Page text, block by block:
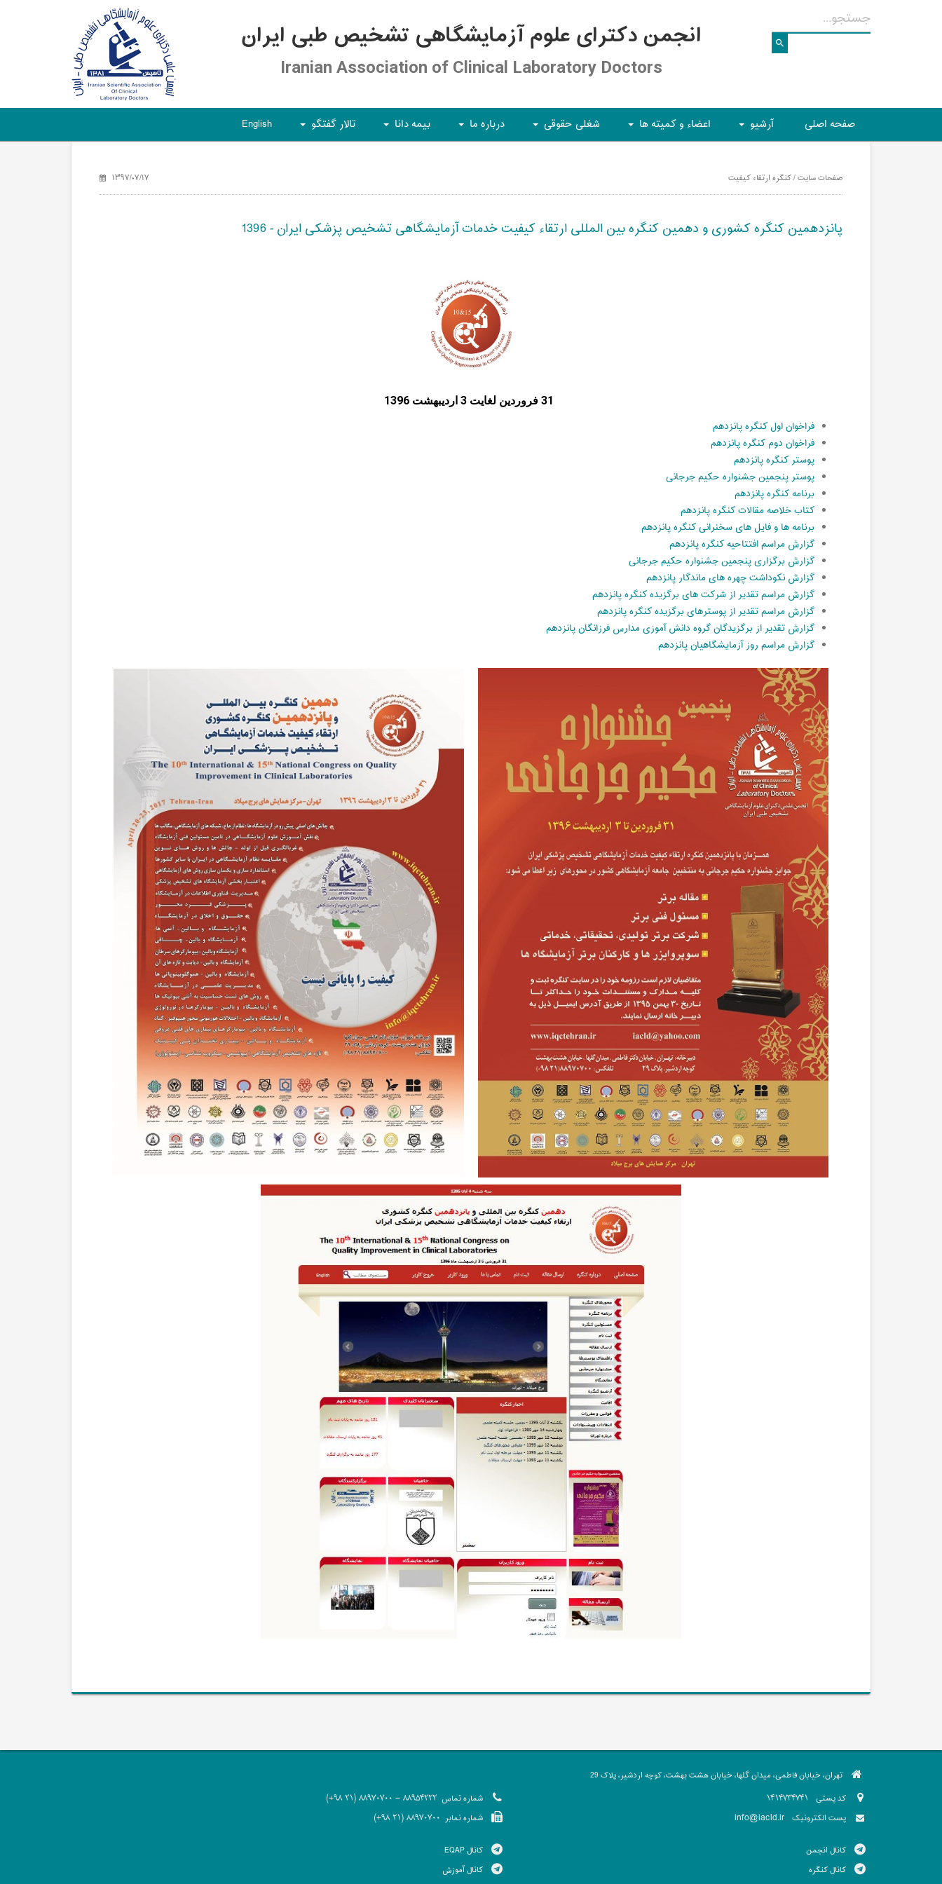
انجمن دکترای علوم آزمایشگاهی تشخیص طبی ایران
Iranian Association of Clinical Laboratory Doctors
صفحه اصلی آرشیو اعضاء و کمیته ها شغلی حقوقی درباره ما بیمه دانا تالار گفتگو English
صفحات سایت / کنگره ارتقاء کیفیت ۱۳۹۷/۰۷/۱۷
پانزدهمین کنگره کشوری و دهمین کنگره بین المللی ارتقاء کیفیت خدمات آزمایشگاهی تشخیص پزشکی ایران - 1396
31 فروردین لغایت 3 اردیبهشت 1396
فراخوان اول کنگره پانزدهم
فراخوان دوم کنگره پانزدهم
پوستر کنگره پانزدهم
پوستر پنجمین جشنواره حکیم جرجانی
برنامه کنگره پانزدهم
کتاب خلاصه مقالات کنگره پانزدهم
برنامه ها و فایل های سخنرانی کنگره پانزدهم
گزارش مراسم افتتاحیه کنگره پانزدهم
گزارش برگزاری پنجمین جشنواره حکیم جرجانی
گزارش نکوداشت چهره های ماندگار پانزدهم
گزارش مراسم تقدیر از شرکت های برگزیده کنگره پانزدهم
گزارش مراسم تقدیر از پوسترهای برگزیده کنگره پانزدهم
گزارش تقدیر از برگزیدگان گروه دانش آموزی مدارس فرزانگان پانزدهم
گزارش مراسم روز آزمایشگاهیان پانزدهم
تهران، خیابان فاطمی، میدان گلها، خیابان هشت بهشت، کوچه اردشیر، پلاک 29
کد پستی
پست الکترونیک info@iacld.ir
شماره تماس 88954222 - 88970700 (21 98+)
شماره نمابر 88970700 (21 98+)
کانال انجمن
کانال کنگره
کانال EQAP
کانال آموزش